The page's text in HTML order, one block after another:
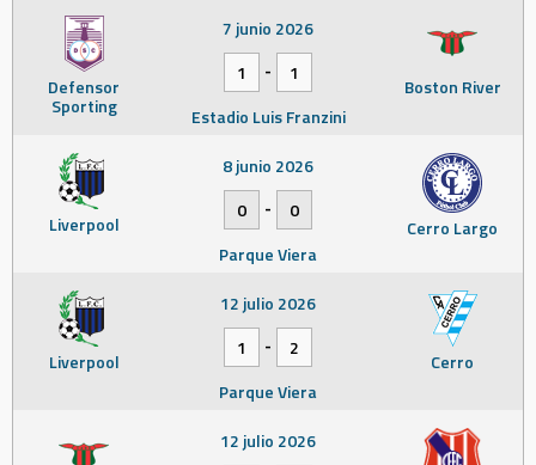
Defensor
Sporting
Boston River
7 junio 2026
1
-
1
Estadio Luis Franzini
Liverpool Cerro Largo
8 junio 2026
0
-
0
Parque Viera
Liverpool Cerro
12 julio 2026
1
-
2
Parque Viera
12 julio 2026